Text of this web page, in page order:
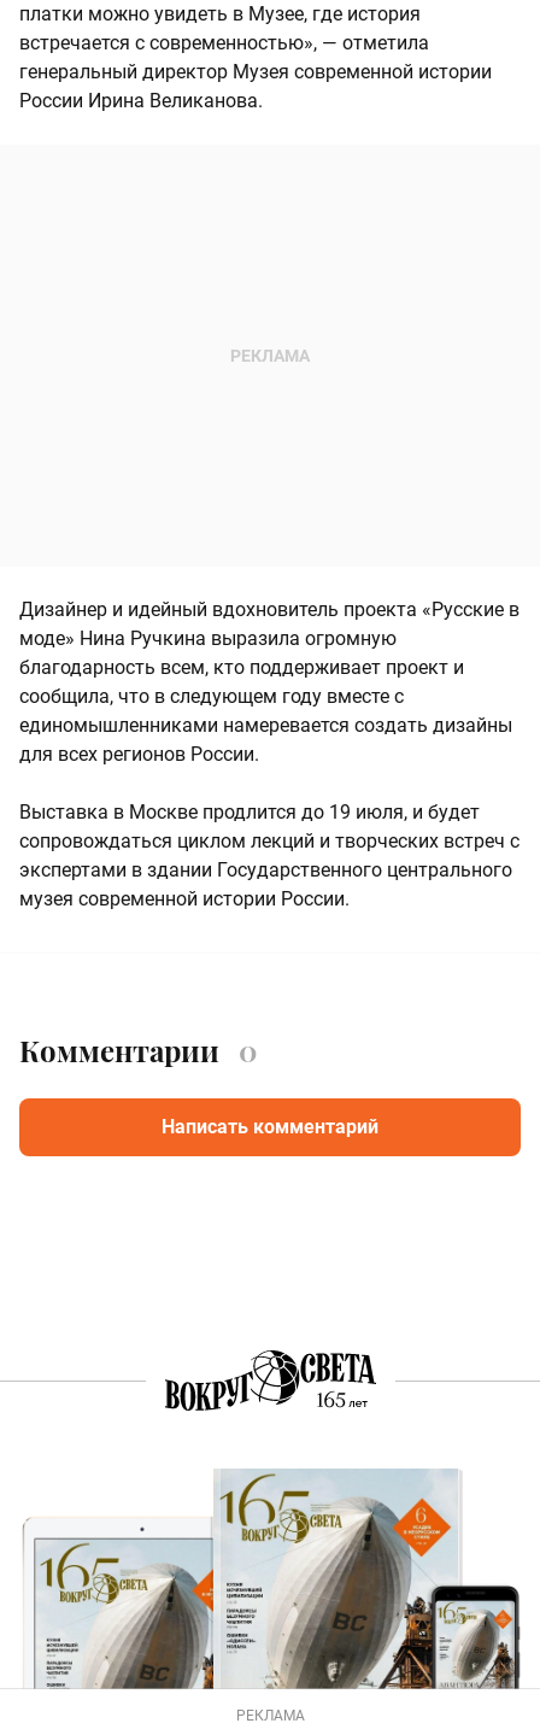
платки можно увидеть в Музее, где история
встречается с современностью», — отметила
генеральный директор Музея современной истории
России Ирина Великанова.
Дизайнер и идейный вдохновитель проекта «Русские в
моде» Нина Ручкина выразила огромную
благодарность всем, кто поддерживает проект и
сообщила, что в следующем году вместе с
единомышленниками намеревается создать дизайны
для всех регионов России.
Выставка в Москве продлится до 19 июля, и будет
сопровождаться циклом лекций и творческих встреч с
экспертами в здании Государственного центрального
музея современной истории России.
Комментарии 0
Написать комментарий
РЕКЛАМА